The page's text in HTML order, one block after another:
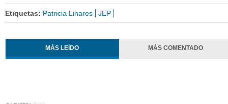
Etiquetas: Patricia Linares JEP
MÁS LEÍDO MÁS COMENTADO